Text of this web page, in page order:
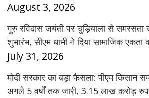
August 3, 2026
गुरु रविदास जयंती पर चुड़ियाला से समरसता
शुभारंभ, सीएम धामी ने दिया सामाजिक
July 31, 2026
मोदी सरकार का बड़ा फैसला: पीएम किसान
अगले 5 वर्षों तक जारी, 3.15 लाख करोड़